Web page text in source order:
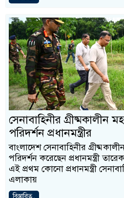
সেনাবাহিনীর গ্রীষ্মকালীন
পরিদর্শন প্রধানমন্ত্রীর
বাংলাদেশ সেনাবাহিনীর
পরিদর্শন করেছেন প্রধানমন্ত্রী
এই প্রথম কোনো প্রধানমন্ত্রী
এলাকায়
বিস্তারিত..